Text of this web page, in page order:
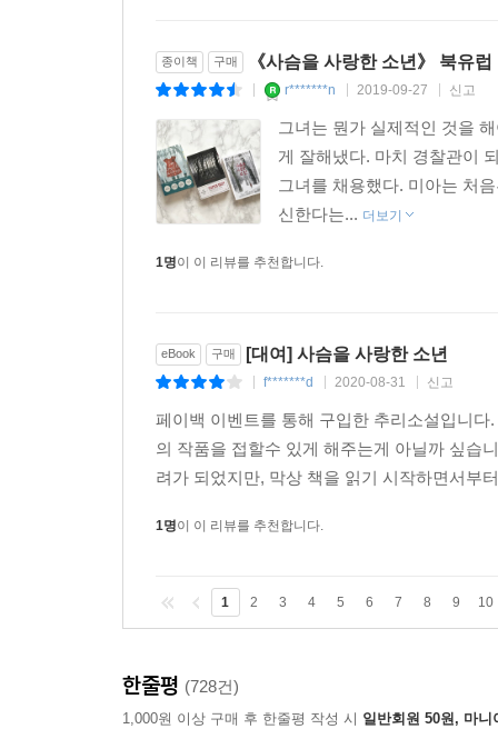
종이책 구매 《사슴을 사랑한 소년》 북유
r*******n 2019-09-27 신고
그녀는 뭔가 실제적인 것을
게 잘해냈다. 마치 경찰관이
그녀를 채용했다. 미아는 처
신한다는... 더보기
1명이 이 리뷰를 추천합니다.
eBook 구매 [대여] 사슴을 사랑한 소년
f*******d 2020-08-31 신고
페이백 이벤트를 통해 구입한 추리소설입니
의 작품을 접할수 있게 해주는게 아닐까 싶습
려가 되었지만, 막상 책을 읽기 시작하면서부
1명이 이 리뷰를 추천합니다.
1 2 3 4 5 6 7 8 9 10
한줄평 (728건)
1,000원 이상 구매 후 한줄평 작성 시 일반회원 50원, 마니